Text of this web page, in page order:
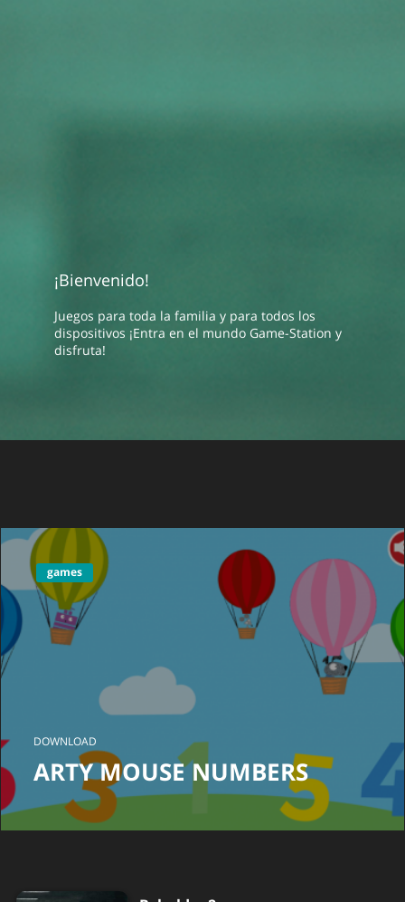
¡Bienvenido!
Juegos para toda la familia y para todos los
dispositivos ¡Entra en el mundo Game-Station y
disfruta!
games
DOWNLOAD
ARTY MOUSE NUMBERS